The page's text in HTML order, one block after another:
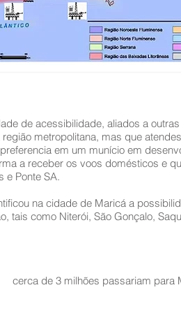
de acessibilidade, aliados a
metropolitana, mas que
em um munício em
a receber os voos domésticos e
e Ponte SA.
na cidade de Maricá a
tais como Niterói, São Gonçalo,
cerca de 3 milhões passariam para